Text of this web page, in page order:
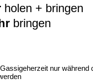
holen + bringen
bringen
nur während